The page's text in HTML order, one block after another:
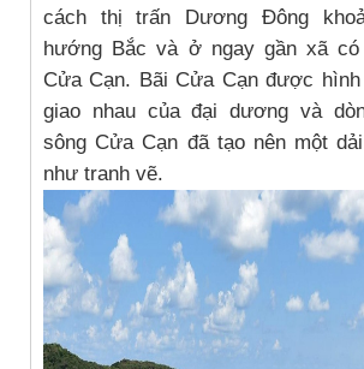
cách thị trấn Dương Đông
hướng Bắc và ở ngay gần xã
Cửa Cạn. Bãi Cửa Cạn được
giao nhau của đại dương và
sông Cửa Cạn đã tạo nên một
như tranh vẽ.